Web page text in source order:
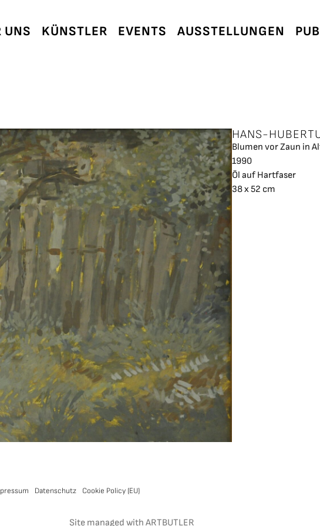
UNS KÜNSTLER EVENTS AUSSTELLUNGEN
HANS-
Blumen vor Zaun in
1990
Öl auf Hartfaser
38 x 52 cm
Datenschutz Cookie Policy (EU)
Site managed with ARTBUTLER